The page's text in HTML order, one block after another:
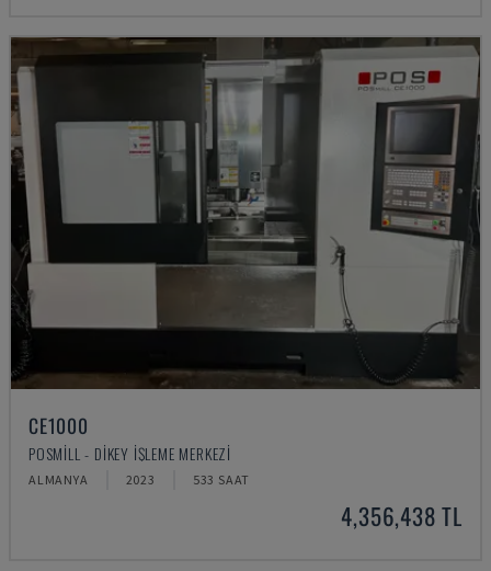
CE1000
POSMILL - DIKEY İŞLEME MERKEZI
ALMANYA 2023 533 SAAT
4,356,438 TL